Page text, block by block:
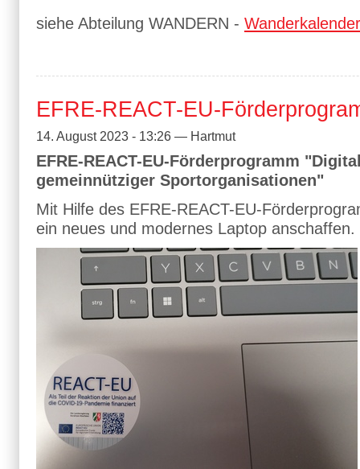
siehe Abteilung WANDERN - Wanderkalender
EFRE-REACT-EU-
14. August 2023 - 13:26 — Hartmut
EFRE-REACT-EU-Förderprogramm
gemeinnütziger Sportorganisationen"
Mit Hilfe des EFRE-REACT-EU-
ein neues und modernes Laptop anschaffen.